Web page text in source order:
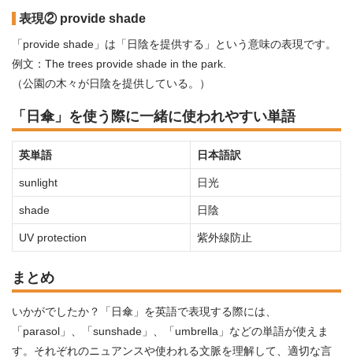
表現② provide shade
「provide shade」は「日陰を提供する」という意味の表現です。
例文：The trees provide shade in the park.
（公園の木々が日陰を提供している。）
「日傘」を使う際に一緒に使われやすい単語
英単語 日本語訳
sunlight 日光
shade 日陰
UV protection 紫外線防止
まとめ
いかがでしたか？「日傘」を英語で表現する際には、
「parasol」、「sunshade」、「umbrella」などの単語が使えま
す。それぞれのニュアンスや使われる文脈を理解して、適切な言